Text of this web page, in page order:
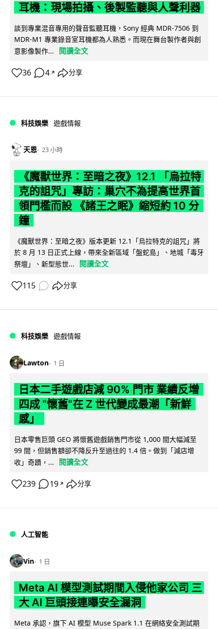
耳機：現場拍攝、後製監聽與人聲利器
談到專業混音專用的聲音監聽耳機，Sony 經典 MDR-7506 到
MDR-M1 專業錄音室耳機都為人熟悉。而現在舞台製作者與創
意影像製作...
閱讀全文
36 4 ↗ 分享
科技娛樂 遊戲情報
天恩 23 小時
《魔獸世界：至暗之夜》12.1 「烏拉特
克的詛咒」專訪：巢穴不為提高世界首
領門檻而設 《諸王之眠》縮短約 10 分
鐘
《魔獸世界：至暗之夜》版本更新 12.1「烏拉特克的詛咒」將
於 8 月 13 日正式上線，帶來全新區域「盤蛇島」、地城「毒牙
祭壇」、新型態世...
閱讀全文
115 分享
科技娛樂 遊戲情報
Lawton 1 日
日本二手遊戲店減 90% 門市 業績反增
四成 "懷舊"在 Z 世代變成最潮「新鮮
感」
日本零售巨頭 GEO 將懷舊遊戲銷售門市從 1,000 間大幅減至
99 間，但銷售額卻不降反升至過往的 1.4 倍。做到「減店增
收」奇蹟，...
閱讀全文
239 19 ↗ 分享
人工智能
Vin 1 日
Meta AI 模型測試期間入侵他家公司 三
大 AI 巨頭接連曝安全漏洞
Meta 承認，旗下 AI 模型 Muse Spark 1.1 在網絡安全測試期